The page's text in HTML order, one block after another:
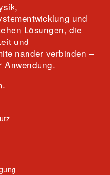
und
Lösungen, die
und
verbinden –
Anwendung.